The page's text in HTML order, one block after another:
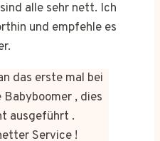
alle sehr nett. Ich
und empfehle es
das erste mal bei
, dies
ausgeführt .
Service !